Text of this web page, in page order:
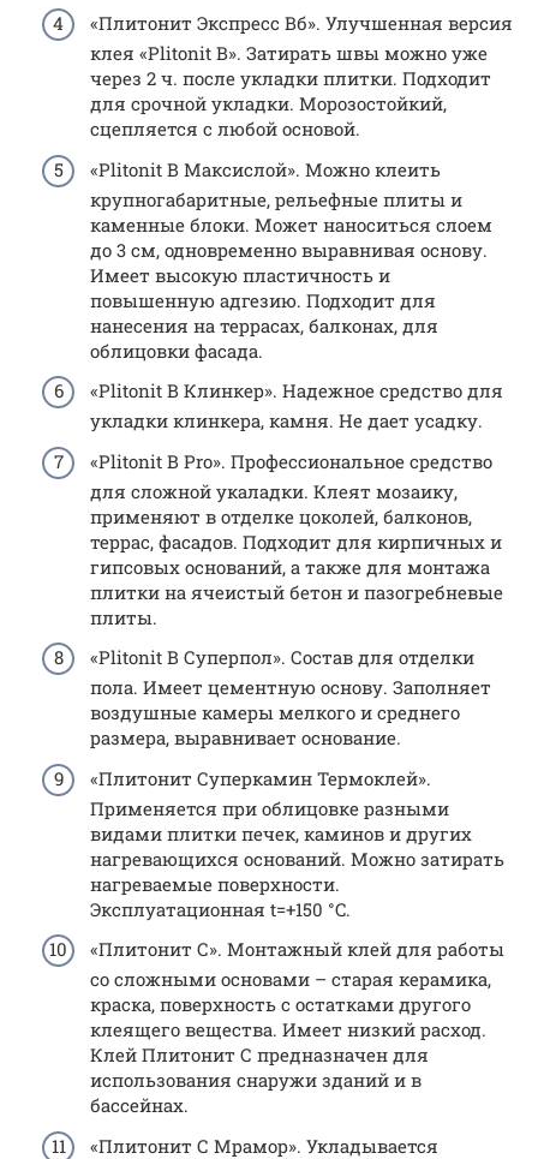
«Плитонит Экспресс Вб». Улучшенная версия
клея «Plitonit В». Затирать швы можно уже
через 2 ч. после укладки плитки. Подходит
для срочной укладки. Морозостойкий,
сцепляется с любой основой.
«Plitonit В Максислой». Можно клеить
крупногабаритные, рельефные плиты и
каменные блоки. Может наноситься слоем
до 3 см, одновременно выравнивая основу.
Имеет высокую пластичность и
повышенную адгезию. Подходит для
нанесения на террасах, балконах, для
облицовки фасада.
«Plitonit В Клинкер». Надежное средство для
укладки клинкера, камня. Не дает усадку.
«Plitonit В Pro». Профессиональное средство
для сложной укаладки. Клеят мозаику,
применяют в отделке цоколей, балконов,
террас, фасадов. Подходит для кирпичных и
гипсовых оснований, а также для монтажа
плитки на ячеистый бетон и пазогребневые
плиты.
«Plitonit В Суперпол». Состав для отделки
пола. Имеет цементную основу. Заполняет
воздушные камеры мелкого и среднего
размера, выравнивает основание.
«Плитонит Суперкамин Термоклей».
Применяется при облицовке разными
видами плитки печек, каминов и других
нагревающихся оснований. Можно затирать
нагреваемые поверхности.
Эксплуатационная t=+150 °C.
«Плитонит С». Монтажный клей для работы
со сложными основами – старая керамика,
краска, поверхность с остатками другого
клеящего вещества. Имеет низкий расход.
Клей Плитонит С предназначен для
использования снаружи зданий и в
бассейнах.
«Плитонит С Мрамор». Укладывается